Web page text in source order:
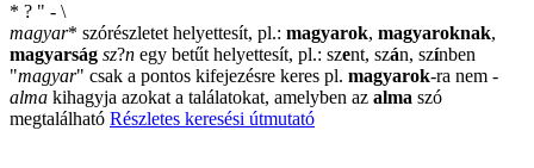
* ? " - \
magyar* szórészletet helyettesít, pl.: magyarok, magyaroknak,
magyarság sz?n egy betűt helyettesít, pl.: szent, szán, színben
"magyar" csak a pontos kifejezésre keres pl. magyarok-ra nem -
alma kihagyja azokat a találatokat, amelyben az alma szó
megtalálható Részletes keresési útmutató